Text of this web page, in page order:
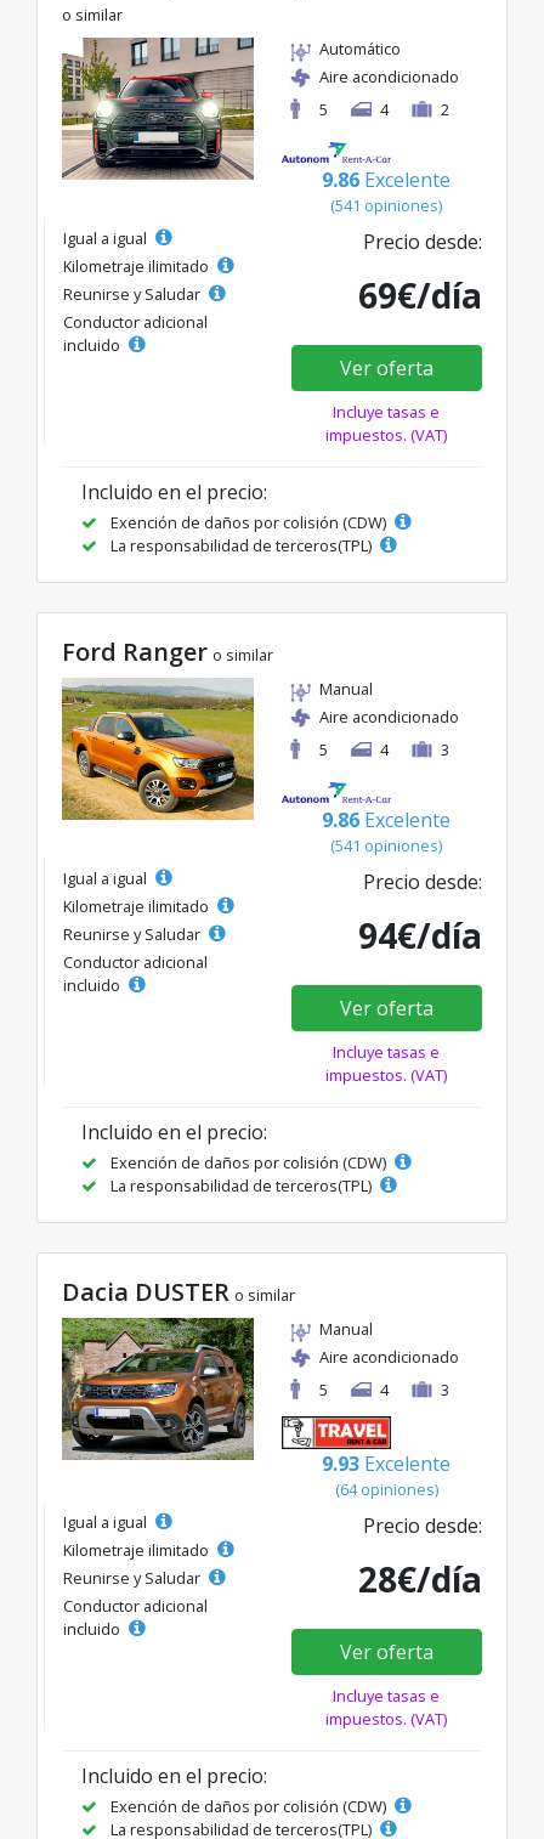
o similar
Automático
Aire acondicionado
5
4 2
9.86 Excelente
(541 opiniones)
Igual a igual
Kilometraje ilimitado
Reunirse y Saludar
Conductor adicional
incluido
Precio desde:
69€/día
Ver oferta
Incluye tasas e
impuestos. (VAT)
Incluido en el precio:
Exención de daños por colisión (CDW)
La responsabilidad de terceros(TPL)
Ford Ranger o similar
Manual
Aire acondicionado
5
4 3
9.86 Excelente
(541 opiniones)
Igual a igual
Kilometraje ilimitado
Reunirse y Saludar
Conductor adicional
incluido
Precio desde:
94€/día
Ver oferta
Incluye tasas e
impuestos. (VAT)
Incluido en el precio:
Exención de daños por colisión (CDW)
La responsabilidad de terceros(TPL)
Dacia DUSTER o similar
Manual
Aire acondicionado
5
4 3
9.93 Excelente
(64 opiniones)
Igual a igual
Kilometraje ilimitado
Reunirse y Saludar
Conductor adicional
incluido
Precio desde:
28€/día
Ver oferta
Incluye tasas e
impuestos. (VAT)
Incluido en el precio:
Exención de daños por colisión (CDW)
La responsabilidad de terceros(TPL)